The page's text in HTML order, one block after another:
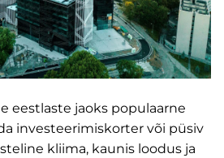
eestlaste jaoks populaarne
investeerimiskorter või püsiv
kliima, kaunis loodus ja